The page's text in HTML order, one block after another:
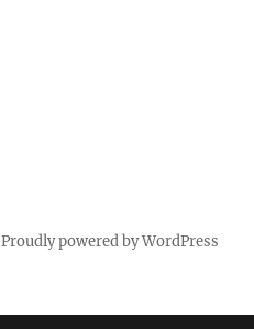
Proudly powered by WordPress